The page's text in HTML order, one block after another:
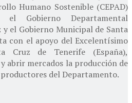
Humano Sostenible (CEPAD)
Gobierno Departamental
el Gobierno Municipal de Santa
con el apoyo del Excelentísimo
Cruz de Tenerife (España),
abrir mercados la producción de
del Departamento.